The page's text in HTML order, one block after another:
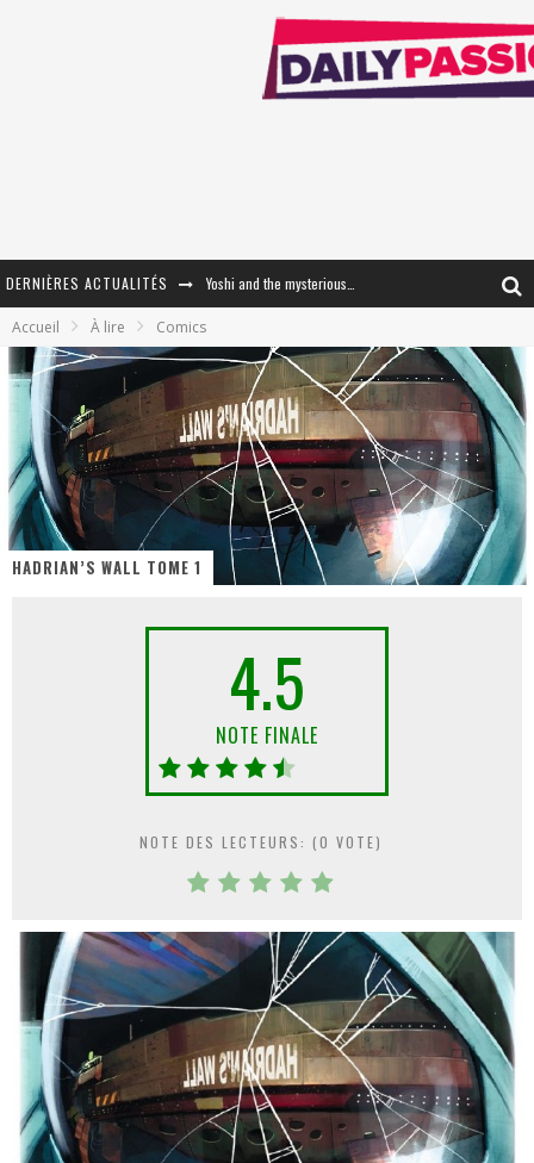
DERNIÈRES ACTUALITÉS
« The Broken Ring / This Mariage Will Fail Anyway » (Tome 2) – Préparer sa vengeance…
« Le Béton et le Bambou / Propositions pour Mayotte et le Monde. » - Améliorations !
Star Fox
Accueil À lire Comics
HADRIAN’S WALL TOME 1
4.5
NOTE FINALE
NOTE DES LECTEURS: (0 VOTE)